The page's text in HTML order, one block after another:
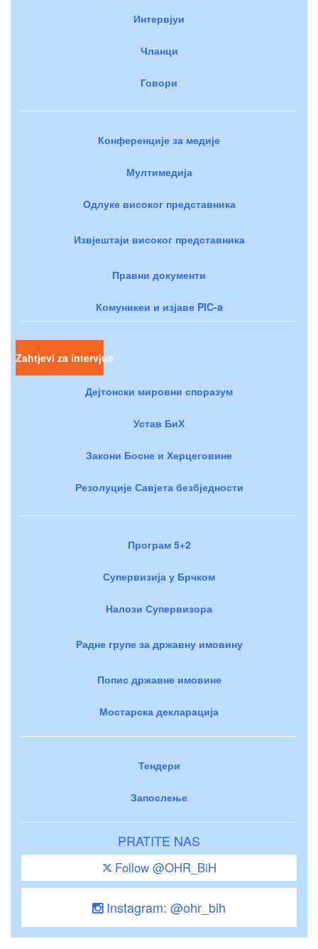
Интервјуи
Чланци
Говори
Конференције за медије
Мултимедија
Одлуке високог представника
Извјештаји високог представника
Правни документи
Комуникеи и изјаве PIC-a
Zahtjevi za intervjue
Дејтонски мировни споразум
Устав БиХ
Закони Босне и Херцеговине
Резолуције Савјета безбједности
Програм 5+2
Супервизија у Брчком
Налози Супервизора
Радне групе за државну имовину
Попис државне имовине
Мостарска декларација
Тендери
Запослење
PRATITE NAS
Follow @OHR_BiH
Instagram: @ohr_bih